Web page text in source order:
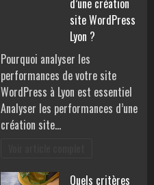
d’une création
site WordPress
Lyon ?
Pourquoi analyser les
performances de votre site
WordPress à Lyon est essentiel
Analyser les performances d’une
création site…
Quels critères